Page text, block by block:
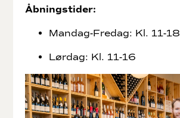
Åbningstider:
Mandag-Fredag: Kl. 11-18
Lørdag: Kl. 11-16